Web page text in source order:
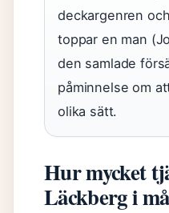
deckargenren
toppar en man
den samlade
påminnelse om
olika sätt.
Hur mycket
Läckberg i